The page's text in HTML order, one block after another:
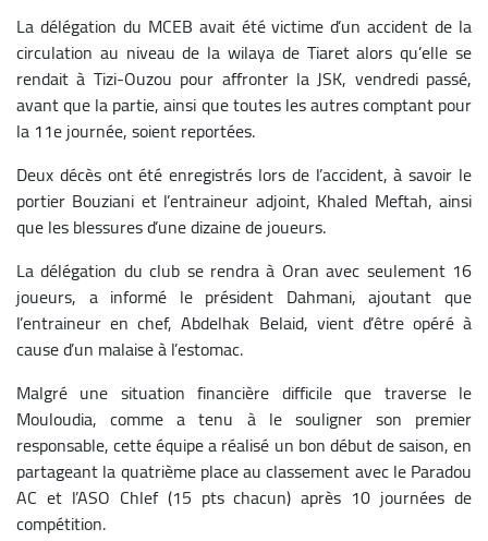
La délégation du MCEB avait été victime d’un accident de la
circulation au niveau de la wilaya de Tiaret alors qu’elle se
rendait à Tizi-Ouzou pour affronter la JSK, vendredi passé,
avant que la partie, ainsi que toutes les autres comptant pour
la 11e journée, soient reportées.
Deux décès ont été enregistrés lors de l’accident, à savoir le
portier Bouziani et l’entraineur adjoint, Khaled Meftah, ainsi
que les blessures d’une dizaine de joueurs.
La délégation du club se rendra à Oran avec seulement 16
joueurs, a informé le président Dahmani, ajoutant que
l’entraineur en chef, Abdelhak Belaid, vient d’être opéré à
cause d’un malaise à l’estomac.
Malgré une situation financière difficile que traverse le
Mouloudia, comme a tenu à le souligner son premier
responsable, cette équipe a réalisé un bon début de saison, en
partageant la quatrième place au classement avec le Paradou
AC et l’ASO Chlef (15 pts chacun) après 10 journées de
compétition.